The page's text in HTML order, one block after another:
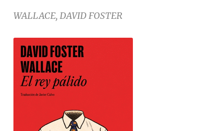
WALLACE, DAVID FOSTER